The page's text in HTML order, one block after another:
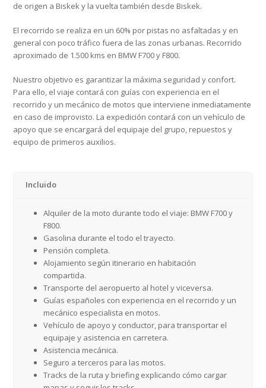
de origen a Biskek y la vuelta también desde Biskek.
El recorrido se realiza en un 60% por pistas no asfaltadas y en
general con poco tráfico fuera de las zonas urbanas. Recorrido
aproximado de 1.500 kms en BMW F700 y F800.
Nuestro objetivo es garantizar la máxima seguridad y confort.
Para ello, el viaje contará con guías con experiencia en el
recorrido y un mecánico de motos que interviene inmediatamente
en caso de improvisto. La expedición contará con un vehículo de
apoyo que se encargará del equipaje del grupo, repuestos y
equipo de primeros auxilios.
Incluido
Alquiler de la moto durante todo el viaje: BMW F700 y
F800.
Gasolina durante el todo el trayecto.
Pensión completa.
Alojamiento según itinerario en habitación
compartida.
Transporte del aeropuerto al hotel y viceversa.
Guías españoles con experiencia en el recorrido y un
mecánico especialista en motos.
Vehículo de apoyo y conductor, para transportar el
equipaje y asistencia en carretera.
Asistencia mecánica.
Seguro a terceros para las motos.
Tracks de la ruta y briefing explicando cómo cargar